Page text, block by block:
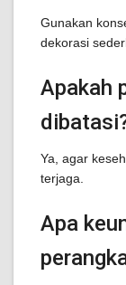
Gunakan
dekorasi
Apakah
Ya, agar
terjaga.
Apa